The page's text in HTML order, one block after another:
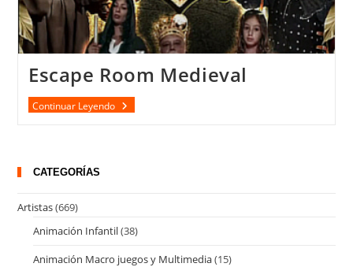
Escape Room Medieval
Continuar LeyendoEscape
CATEGORÍAS
Artistas(669)
Animación Infantil(38)
Animación Macro juegos y Multimedia(15)